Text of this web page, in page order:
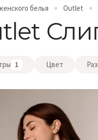
белья Outlet
1 Цвет